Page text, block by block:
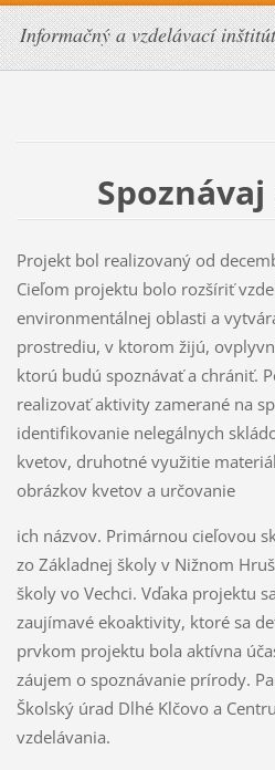
Informačný a vzdelávací inštitút
Projekt bol realizovaný od
Cieľom projektu bolo rozšíriť
environmentálnej oblasti a
prostrediu, v ktorom žijú,
ktorú budú spoznávať a chrániť.
realizovať aktivity zamerané na
identifikovanie nelegálnych
kvetov, druhotné využitie
obrázkov kvetov a určovanie
ich názvov. Primárnou cieľovou
zo Základnej školy v Nižnom
školy vo Vechci. Vďaka projektu
zaujímavé ekoaktivity, ktoré sa
prvkom projektu bola aktívna
záujem o spoznávanie prírody.
Školský úrad Dlhé Klčovo a
vzdelávania.